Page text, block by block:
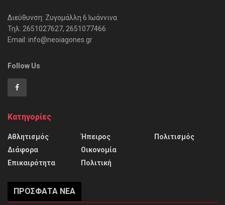
Διεύθυνση: Ζυγομάλλη 6 Ιωάννινα
Τηλ: 2651027627, 2651077466
Email: info@neoiagones.gr
Follow Us
Κατηγορίες
Αθλητισμός
Διάφορα
Επικαιρότητα
Ήπειρος
Οικονομία
Πολιτική
Πολιτισμός
ΠΡΌΣΦΑΤΑ ΝΈΑ